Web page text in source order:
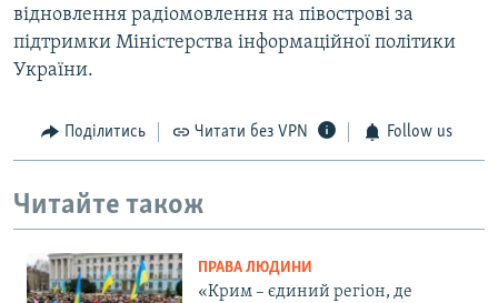
відновлення радіомовлення на півострові за
підтримки Міністерства інформаційної політики
України.
Поділитись Читати без VPN Follow us
Читайте також
ПРАВА ЛЮДИНИ
«Крим – єдиний регіон, де